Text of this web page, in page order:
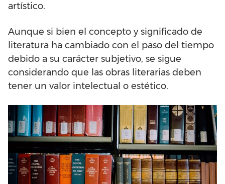
artístico.
Aunque si bien el concepto y significado de
literatura ha cambiado con el paso del tiempo
debido a su carácter subjetivo, se sigue
considerando que las obras literarias deben
tener un valor intelectual o estético.